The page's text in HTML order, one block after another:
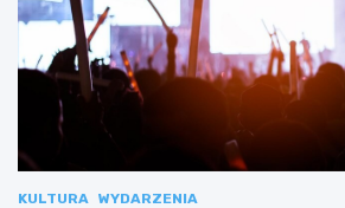
KULTURA WYDARZENIA